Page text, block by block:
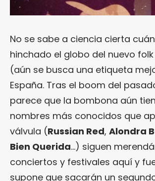
No se sabe a ciencia cierta
hinchado el globo del nuevo
(aún se busca una etiqueta
España. Tras el boom del
parece que la bombona aún
nombres más conocidos que
válvula (Russian Red, Alondra
Bien Querida…) siguen
conciertos y festivales aquí y
supone que sacarán un